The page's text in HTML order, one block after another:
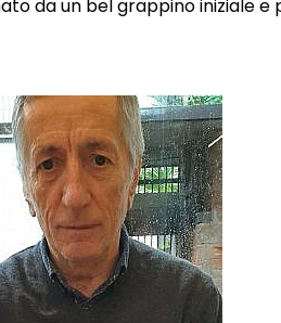
da un bel grappino iniziale e